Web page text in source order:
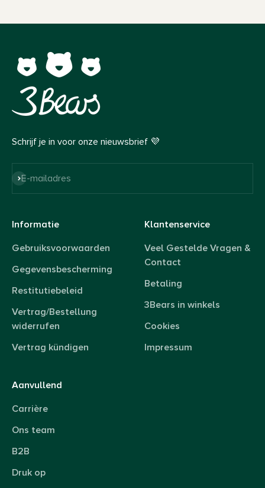
Schrijf je in voor onze nieuwsbrief 💜
E-mailadres
Abonneren
Informatie
Gebruiksvoorwaarden
Gegevensbescherming
Restitutiebeleid
Vertrag/Bestellung
widerrufen
Vertrag kündigen
Klantenservice
Veel Gestelde Vragen &
Contact
Betaling
3Bears in winkels
Cookies
Impressum
Aanvullend
Carrière
Ons team
B2B
Druk op